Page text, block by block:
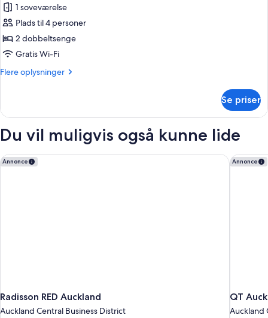
af
Superior-
værelse
1 soveværelse
Plads til 4 personer
2 dobbeltsenge
Gratis Wi-Fi
Flere oplysninger
Flere
værelse
Se priser
Du vil muligvis også kunne lide
Annonce
Radisson RED Auckland
Auckland Central Business District
Radisson RED Auckland Annonce
QT
Auckland
QT